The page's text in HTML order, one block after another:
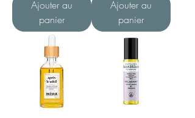
Ajouter au
panier
Ajouter au
panier